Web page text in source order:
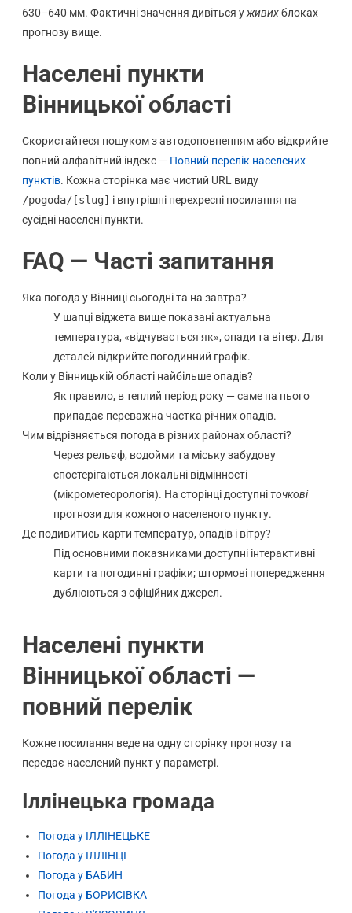
630–640 мм. Фактичні значення дивіться уживихблоках
прогнозу вище.
Населені пункти
Вінницької області
Скористайтеся пошуком з автодоповненням або відкрийте
повний алфавітний індекс — Повний перелік населених
пунктів. Кожна сторінка має чистий URL виду
/pogoda/[slug] і внутрішні перехресні посилання на
сусідні населені пункти.
FAQ — Часті запитання
Яка погода у Вінниці сьогодні та на завтра?
У шапці віджета вище показані актуальна
температура, «відчувається як», опади та вітер. Для
деталей відкрийте погодинний графік.
Коли у Вінницькій області найбільше опадів?
Як правило, в теплий період року — саме на нього
припадає переважна частка річних опадів.
Чим відрізняється погода в різних районах області?
Через рельєф, водойми та міську забудову
спостерігаються локальні відмінності
(мікрометеорологія). На сторінці доступніточкові
прогнози для кожного населеного пункту.
Де подивитись карти температур, опадів і вітру?
Під основними показниками доступні інтерактивні
карти та погодинні графіки; штормові попередження
дублюються з офіційних джерел.
Населені пункти
Вінницької області —
повний перелік
Кожне посилання веде на одну сторінку прогнозу та
передає населений пункт у параметрі.
Іллінецька громада
Погода у ІЛЛІНЕЦЬКЕ
Погода у ІЛЛІНЦІ
Погода у БАБИН
Погода у БОРИСІВКА